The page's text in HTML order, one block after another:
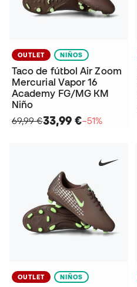
OUTLET NIÑOS
Taco de fútbol Air Zoom
Mercurial Vapor 16
Academy FG/MG KM
Niño
69,99 €33,99 €−51%
OUTLET NIÑOS